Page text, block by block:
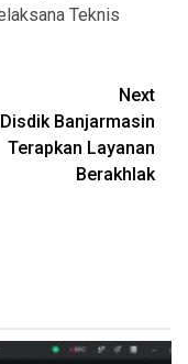
Teknis
Next
Disdik Banjarmasin
Terapkan Layanan
Berakhlak